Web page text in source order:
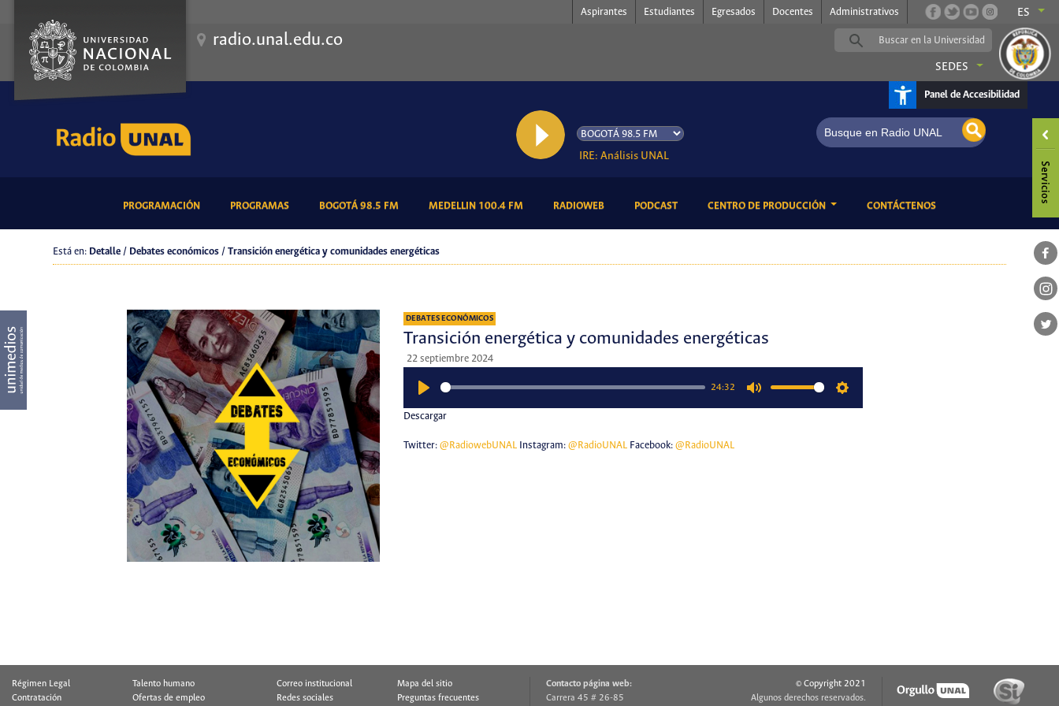
Aspirantes Estudiantes Egresados Docentes Administrativos ES
radio.unal.edu.co
SEDES
Panel de Accesibilidad
AL AIRE: Análisis UNAL
PROGRAMACIÓN(CURRENT)PROGRAMAS(CURRENT)BOGOTÁ 98.5 FM(CURRENT)MEDELLIN 100.4 FM(CURRENT)RADIOWEB(CURRENT)PODCAST(CURRENT)CENTRO DE PRODUCCIÓN CONTÁCTENOS(CURRENT)
Está en: Detalle / Debates económicos / Transición energética y comunidades energéticas
DEBATES ECONÓMICOS
Transición energética y comunidades energéticas
22 septiembre 2024
24:32
Descargar
Twitter: @RadiowebUNALInstagram: @RadioUNALFacebook: @RadioUNAL
Régimen Legal
Talento humano
Contratación
Ofertas de empleo
Correo institucional
Mapa del sitio
Redes sociales
Preguntas frecuentes
Contacto página web:
Carrera 45 # 26-85
© Copyright 2021
Algunos derechos reservados.